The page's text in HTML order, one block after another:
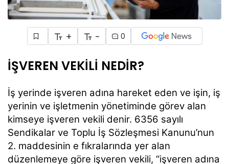
+ - 0
İŞVEREN VEKİLİ NEDİR?
İş yerinde işveren adına hareket eden ve işin, iş
yerinin ve işletmenin yönetiminde görev alan
kimseye işveren vekili denir. 6356 sayılı
Sendikalar ve Toplu İş Sözleşmesi Kanunu’nun
2. maddesinin e fıkralarında yer alan
düzenlemeye göre işveren vekili, “işveren adına